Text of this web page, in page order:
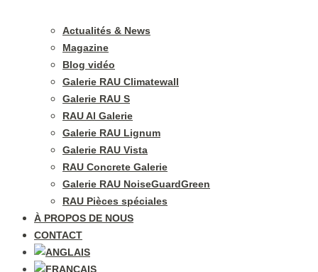
Actualités & News
Magazine
Blog vidéo
Galerie RAU Climatewall
Galerie RAU S
RAU Al Galerie
Galerie RAU Lignum
Galerie RAU Vista
RAU Concrete Galerie
Galerie RAU NoiseGuardGreen
RAU Pièces spéciales
À PROPOS DE NOUS
CONTACT